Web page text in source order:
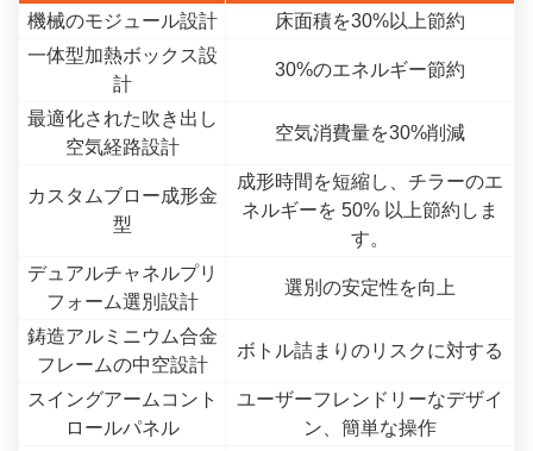
機械のモジュール設計
床面積を30%以上節約
一体型加熱ボックス設
計
30%のエネルギー節約
最適化された吹き出し
空気経路設計
空気消費量を30%削減
カスタムブロー成形金
型
成形時間を短縮し、チラーのエ
ネルギーを 50% 以上節約しま
す。
デュアルチャネルプリ
フォーム選別設計
選別の安定性を向上
鋳造アルミニウム合金
フレームの中空設計
ボトル詰まりのリスクに対する
スイングアームコント
ロールパネル
ユーザーフレンドリーなデザイ
ン、簡単な操作